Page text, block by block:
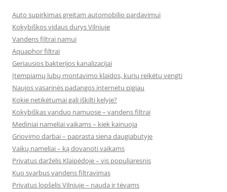
Auto supirkimas greitam automobilio pardavimui
Kokybiškos vidaus durys Vilniuje
Vandens filtrai namui
Aquaphor filtrai
Geriausios bakterijos kanalizacijai
Įtempiamų lubų montavimo klaidos, kurių reikėtų vengti
Naujos vasarinės padangos internetu pigiau
Kokie netikėtumai gali iškilti kelyje?
Kokybiškas vanduo namuose – vandens filtrai
Mediniai nameliai vaikams – kiek kainuoja
Griovimo darbai – paprasta siena daugiabutyje
Vaikų nameliai – ką dovanoti vaikams
Privatus darželis Klaipėdoje – vis populiaresnis
Kuo svarbus vandens filtravimas
Privatus lopšelis Vilniuje – nauda ir tėvams